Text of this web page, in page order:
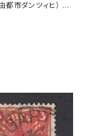
都市ダンツィヒ） 3P
用済み切手｜DA